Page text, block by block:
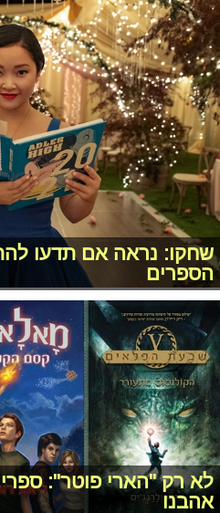
שחקו: נראה אם תדעו
הספרים
לא רק "הארי פוטר":
אהבנו